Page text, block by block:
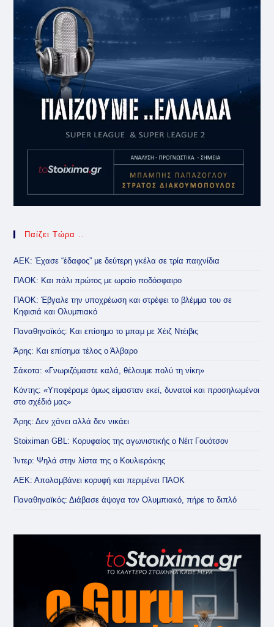
Παίζει Τώρα ..
ΑΕΚ: Έχασε “έδαφος” με δεύτερη γκέλα σε τρία παιχνίδια
ΠΑΟΚ: Και πάλι πρώτος με ωραίο ποδόσφαιρο
ΠΑΟΚ: Έβγαλε την υποχρέωση και στρέφει το βλέμμα του σε
Κηφισιά και Ολυμπιακό
Παναθηναϊκός: Και επίσημο το μπαμ με Χέιζ Ντέιβις
Άρης: Και επίσημα τέλος ο Άλβαρο
Σάκοτα: «Γνωριζόμαστε καλά, θέλουμε πολύ τη νίκη»
Κόντης: «Υποφέραμε όμως είμασταν εκεί, δυνατοί και προσηλωμένοι
στο σχέδιό μας»
Άρης: Δεν χάνει αλλά δεν νικάει
Stoiximan GBL: Κορυφαίος της αγωνιστικής ο Νέιτ Γουότσον
Ίντερ: Ψηλά στην λίστα της ο Κουλιεράκης
ΑΕΚ: Απολαμβάνει κορυφή και περιμένει ΠΑΟΚ
Παναθηναϊκός: Διάβασε άψογα τον Ολυμπιακό, πήρε το διπλό